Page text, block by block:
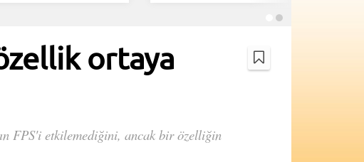
ortaya
FPS'i etkilemediğini, ancak bir özelliğin